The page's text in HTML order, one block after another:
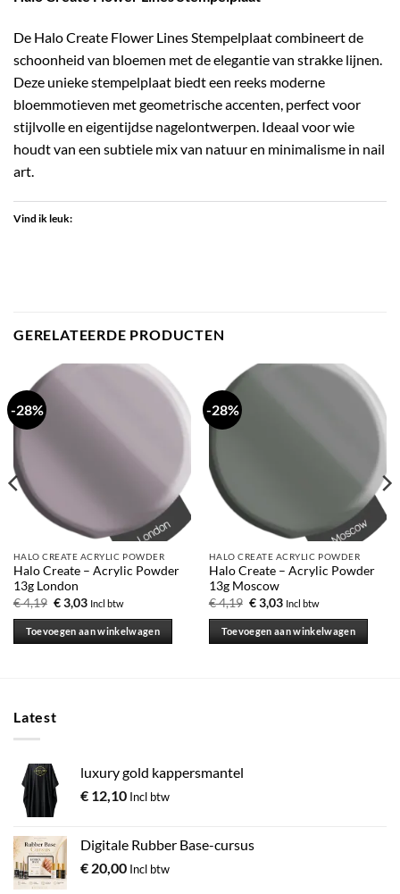
De Halo Create Flower Lines Stempelplaat combineert de
schoonheid van bloemen met de elegantie van strakke lijnen.
Deze unieke stempelplaat biedt een reeks moderne
bloemmotieven met geometrische accenten, perfect voor
stijlvolle en eigentijdse nagelontwerpen. Ideaal voor wie
houdt van een subtiele mix van natuur en minimalisme in nail
art.
Vind ik leuk:
GERELATEERDE PRODUCTEN
-28%
HALO CREATE ACRYLIC POWDER
Halo Create – Acrylic Powder
13g London
€4,19 Oorspronkelijke
prijs
€ 4,19.
€3,03Huidige
€ 3,03.
Incl btw
Toevoegen aan winkelwagen
-28%
HALO CREATE ACRYLIC POWDER
Halo Create – Acrylic Powder
13g Moscow
€4,19 Oorspronkelijke
prijs
€ 4,19.
€3,03Huidige
€ 3,03.
Incl btw
Toevoegen aan winkelwagen
Latest
luxury gold kappersmantel
€ 12,10 Incl btw
Digitale Rubber Base-cursus
€ 20,00 Incl btw